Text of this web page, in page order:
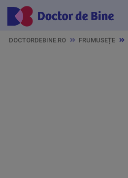
DOCTORDEBINE.RO FRUMUSEȚE